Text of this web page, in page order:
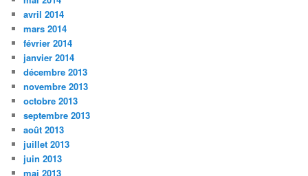
avril 2014
mars 2014
février 2014
janvier 2014
décembre 2013
novembre 2013
octobre 2013
septembre 2013
août 2013
juillet 2013
juin 2013
mai 2013